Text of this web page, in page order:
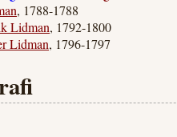
, 1788-1788
Lidman, 1792-1800
Lidman, 1796-1797